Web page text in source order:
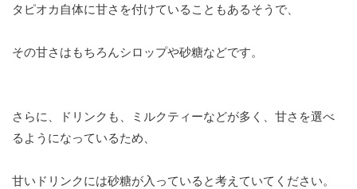
タピオカ自体に甘さを付けていることもあるそうで、
その甘さはもちろんシロップや砂糖などです。
さらに、ドリンクも、ミルクティーなどが多く、甘さを選べ
るようになっているため、
甘いドリンクには砂糖が入っていると考えていてください。